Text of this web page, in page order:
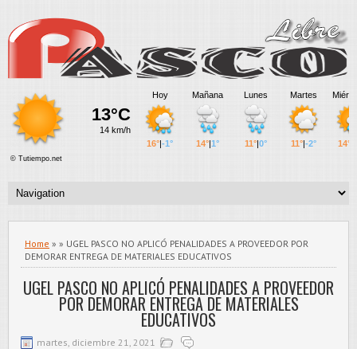
Home » » UGEL PASCO NO APLICÓ PENALIDADES A PROVEEDOR POR
DEMORAR ENTREGA DE MATERIALES EDUCATIVOS
UGEL PASCO NO APLICÓ PENALIDADES A PROVEEDOR
POR DEMORAR ENTREGA DE MATERIALES
EDUCATIVOS
martes, diciembre 21, 2021